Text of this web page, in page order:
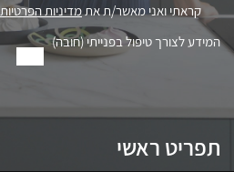
קראתי ואני מאשר/ת את מדיניות הפרטיות
המידע לצורך טיפול בפנייתי (חובה)
תפריט ראשי